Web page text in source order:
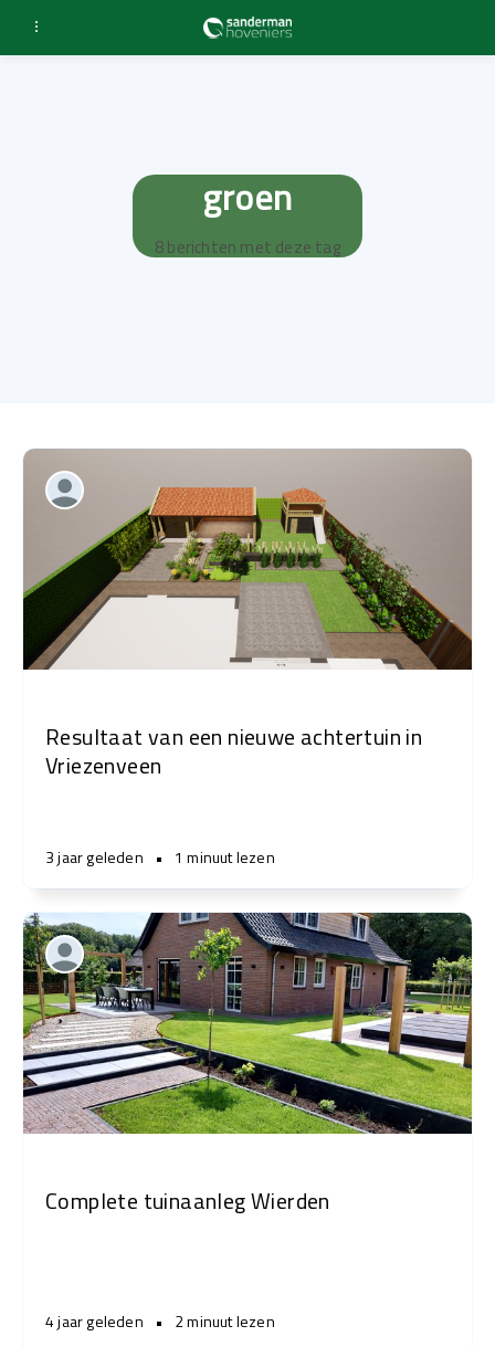
groen
8 berichten met deze tag
Resultaat van een nieuwe achtertuin in
Vriezenveen
3 jaar geleden • 1 minuut lezen
Complete tuinaanleg Wierden
4 jaar geleden • 2 minuut lezen